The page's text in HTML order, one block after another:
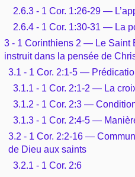
2.6.3 - 1 Cor. 1:26-29 —
2.6.4 - 1 Cor. 1:30-31 — La
3 - 1 Corinthiens 2 — Le Saint
instruit dans la pensée de
3.1 - 1 Cor. 2:1-5 —
3.1.1 - 1 Cor. 2:1-2 — La
3.1.2 - 1 Cor. 2:3 —
3.1.3 - 1 Cor. 2:4-5 —
3.2 - 1 Cor. 2:2-16 —
de Dieu aux saints
3.2.1 - 1 Cor. 2:6